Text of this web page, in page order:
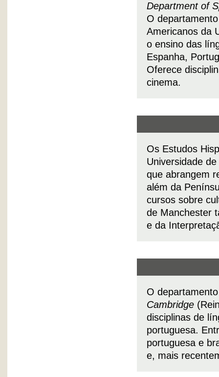
Department of
O
Americanos da
o ensino das
Espanha,
Oferece
cinema.
Os Estudos
Universidade
que abrangem
além da
cursos sobre
de Manchester
e da
O
Cambridge
disciplinas de
portuguesa.
portuguesa e
e, mais